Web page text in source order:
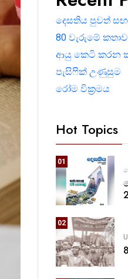
දෙසතිය පුවත්
80 වැරුමේ කතාව
ආයු කෙටි කරන
පැසිෆික් උණුසුම
රෝම වික්‍රමය
Hot Topics
01
02